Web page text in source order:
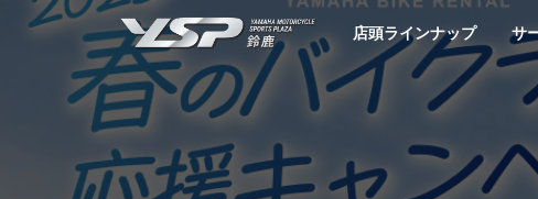
YSP鈴鹿店頭ラインナップ サ